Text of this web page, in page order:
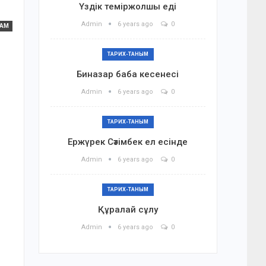
Үздік теміржолшы еді
Admin 6 years ago 0
ТАРИХ-ТАНЫМ
Биназар баба кесенесі
Admin 6 years ago 0
ТАРИХ-ТАНЫМ
Ержүрек Сәтімбек ел есінде
Admin 6 years ago 0
ТАРИХ-ТАНЫМ
Құралай сұлу
Admin 6 years ago 0